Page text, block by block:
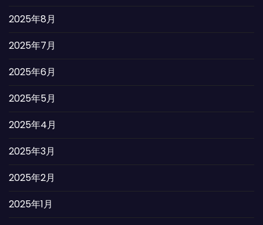
2025年8月
2025年7月
2025年6月
2025年5月
2025年4月
2025年3月
2025年2月
2025年1月